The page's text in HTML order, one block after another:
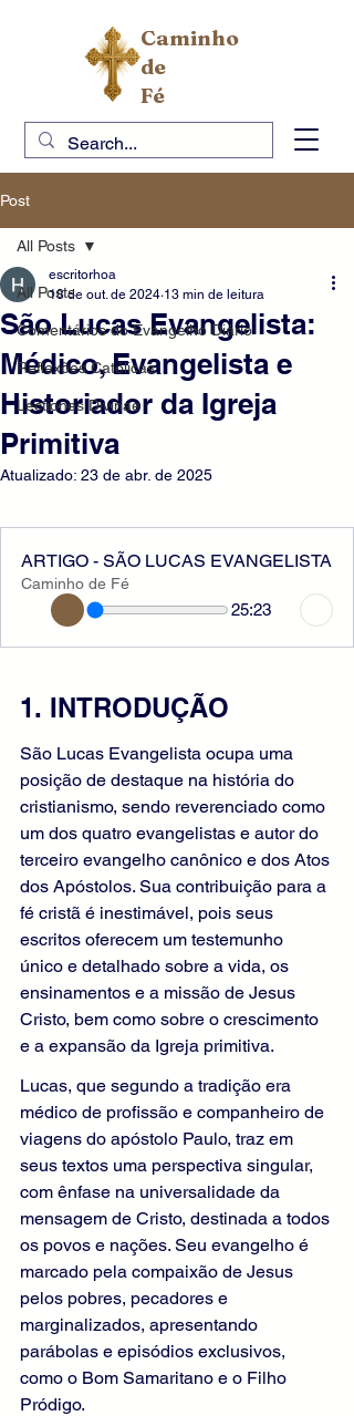
Caminho
de
Fé
Post
All Posts
Comentários do Evangelho Diário
Reflexões Católicas
Lectiones Divinae
All Posts
São Lucas Evangelista:
Médico, Evangelista e
Historiador da Igreja
Primitiva
escritorhoa
18 de out. de 2024 13 min de leitura
Atualizado: 23 de abr. de 2025
ARTIGO - SÃO LUCAS EVANGELISTA
Caminho de Fé
25:23
1. INTRODUÇÃO
São Lucas Evangelista ocupa uma
posição de destaque na história do
cristianismo, sendo reverenciado como
um dos quatro evangelistas e autor do
terceiro evangelho canônico e dos Atos
dos Apóstolos. Sua contribuição para a
fé cristã é inestimável, pois seus
escritos oferecem um testemunho
único e detalhado sobre a vida, os
ensinamentos e a missão de Jesus
Cristo, bem como sobre o crescimento
e a expansão da Igreja primitiva.
Lucas, que segundo a tradição era
médico de profissão e companheiro de
viagens do apóstolo Paulo, traz em
seus textos uma perspectiva singular,
com ênfase na universalidade da
mensagem de Cristo, destinada a todos
os povos e nações. Seu evangelho é
marcado pela compaixão de Jesus
pelos pobres, pecadores e
marginalizados, apresentando
parábolas e episódios exclusivos,
como o Bom Samaritano e o Filho
Pródigo.